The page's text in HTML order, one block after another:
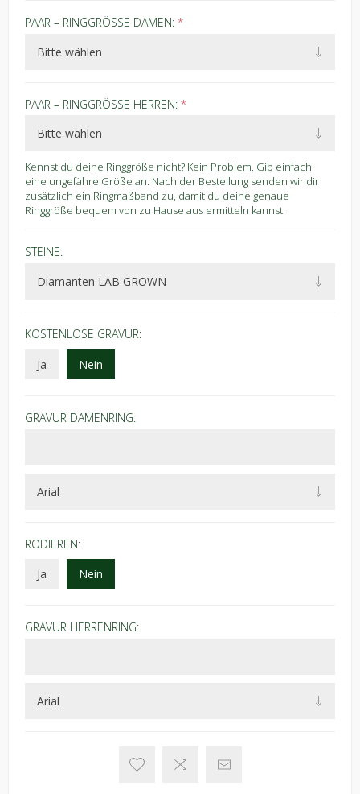
PAAR – RINGGRÖSSE DAMEN: *
PAAR – RINGGRÖSSE HERREN: *
Kennst du deine Ringgröße nicht? Kein Problem. Gib einfach
eine ungefähre Größe an. Nach der Bestellung senden wir dir
zusätzlich ein Ringmaßband zu, damit du deine genaue
Ringgröße bequem von zu Hause aus ermitteln kannst.
STEINE:
KOSTENLOSE GRAVUR:
Ja
Nein
GRAVUR DAMENRING:
RODIEREN:
Ja
Nein
GRAVUR HERRENRING: